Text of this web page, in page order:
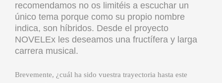
recomendamos no os limitéis a escuchar un
único tema porque como su propio nombre
indica, son híbridos. Desde el proyecto
NOVELEx les deseamos una fructífera y larga
carrera musical.
Brevemente, ¿cuál ha sido vuestra trayectoria hasta este